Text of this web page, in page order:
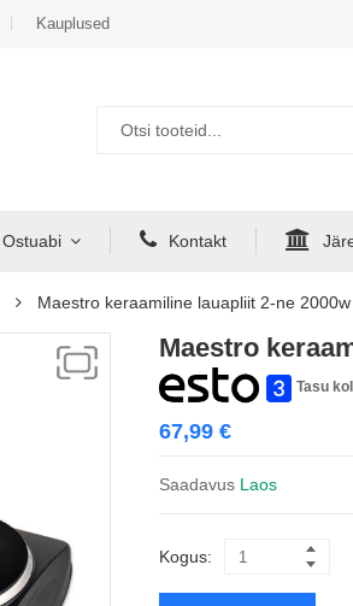
Kauplused
Ostuabi Kontakt
Maestro keraamiline lauapliit 2-ne
Maestro
Tasu
67,99 €
Saadavus Laos
Kogus: